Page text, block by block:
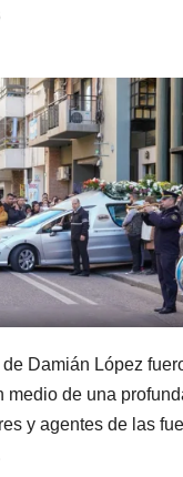
de Damián López
medio de una
y agentes de las